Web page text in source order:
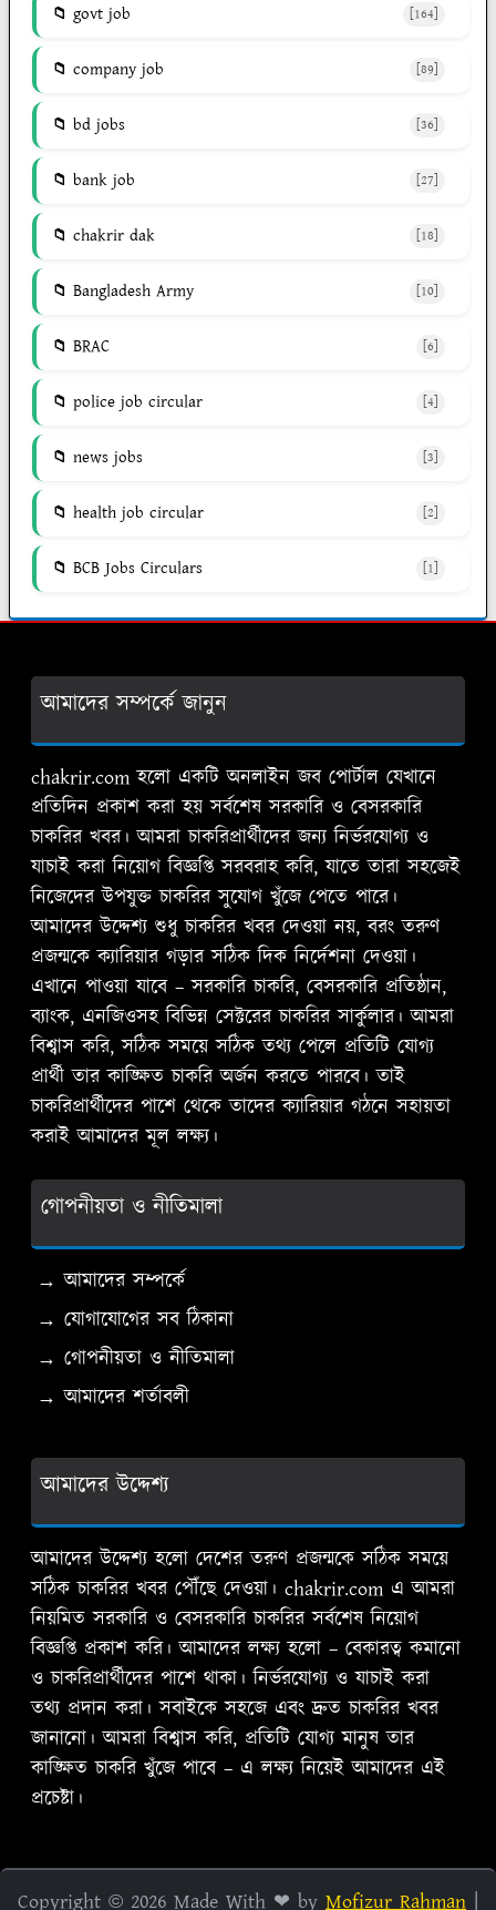
govt job [164]
company job [89]
bd jobs [36]
bank job [27]
chakrir dak [18]
Bangladesh Army [10]
BRAC [6]
police job circular [4]
news jobs [3]
health job circular [2]
BCB Jobs Circulars [1]
আমাদের সম্পর্কে জানুন
chakrir.com হলো একটি অনলাইন জব পোর্টাল যেখানে
প্রতিদিন প্রকাশ করা হয় সর্বশেষ সরকারি ও বেসরকারি
চাকরির খবর। আমরা চাকরিপ্রার্থীদের জন্য নির্ভরযোগ্য ও
যাচাই করা নিয়োগ বিজ্ঞপ্তি সরবরাহ করি, যাতে তারা সহজেই
নিজেদের উপযুক্ত চাকরির সুযোগ খুঁজে পেতে পারে।
আমাদের উদ্দেশ্য শুধু চাকরির খবর দেওয়া নয়, বরং তরুণ
প্রজন্মকে ক্যারিয়ার গড়ার সঠিক দিক নির্দেশনা দেওয়া।
এখানে পাওয়া যাবে – সরকারি চাকরি, বেসরকারি প্রতিষ্ঠান,
ব্যাংক, এনজিওসহ বিভিন্ন সেক্টরের চাকরির সার্কুলার। আমরা
বিশ্বাস করি, সঠিক সময়ে সঠিক তথ্য পেলে প্রতিটি যোগ্য
প্রার্থী তার কাঙ্ক্ষিত চাকরি অর্জন করতে পারবে। তাই
চাকরিপ্রার্থীদের পাশে থেকে তাদের ক্যারিয়ার গঠনে সহায়তা
করাই আমাদের মূল লক্ষ্য।
গোপনীয়তা ও নীতিমালা
→ আমাদের সম্পর্কে
→ যোগাযোগের সব ঠিকানা
→ গোপনীয়তা ও নীতিমালা
→ আমাদের শর্তাবলী
আমাদের উদ্দেশ্য
আমাদের উদ্দেশ্য হলো দেশের তরুণ প্রজন্মকে সঠিক সময়ে
সঠিক চাকরির খবর পৌঁছে দেওয়া। chakrir.com এ আমরা
নিয়মিত সরকারি ও বেসরকারি চাকরির সর্বশেষ নিয়োগ
বিজ্ঞপ্তি প্রকাশ করি। আমাদের লক্ষ্য হলো – বেকারত্ব কমানো
ও চাকরিপ্রার্থীদের পাশে থাকা। নির্ভরযোগ্য ও যাচাই করা
তথ্য প্রদান করা। সবাইকে সহজে এবং দ্রুত চাকরির খবর
জানানো। আমরা বিশ্বাস করি, প্রতিটি যোগ্য মানুষ তার
কাঙ্ক্ষিত চাকরি খুঁজে পাবে – এ লক্ষ্য নিয়েই আমাদের এই
প্রচেষ্টা।
Copyright © 2026 Made With ❤ by Mofizur Rahman